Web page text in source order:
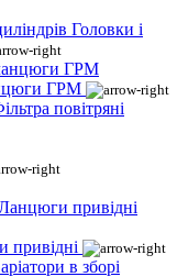
Головки і
ГРМ
повітряні
привідні
привідні
в зборі